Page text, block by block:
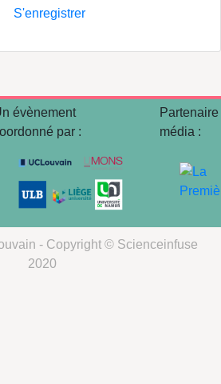
S'enregistrer
évènement
par :
Partenaire
média :
- Copyright © Scienceinfuse
2020